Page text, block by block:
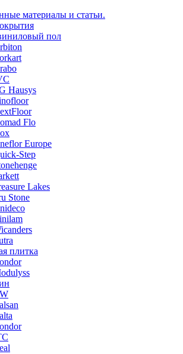
материалы и статьи.
пол
Hausys
Flo
Europe
Step
Lakes
Stone
плитка